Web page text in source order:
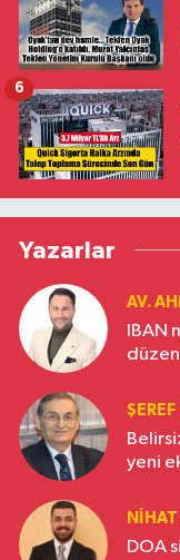
6
Yazarlar
AV.
IBAN
yeni
DOA